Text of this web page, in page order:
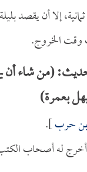
إلا أن يقصد
وقت الخروج.
(من شاء
بعمرة)
بن حرب].
له أصحاب